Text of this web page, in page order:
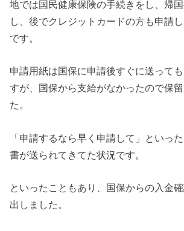
地では国民健康保険の手続きをし、帰
し、後でクレジットカードの方も申請
です。
申請用紙は国保に申請後すぐに送って
すが、国保から支給がなかったので保
た。
「申請するなら早く申請して」といっ
書が送られてきてた状況です。
といったこともあり、国保からの入金
出しました。